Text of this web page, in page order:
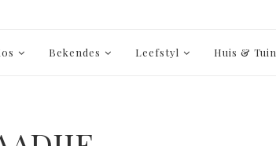
Bekendes Leefstyl Huis & Tuin